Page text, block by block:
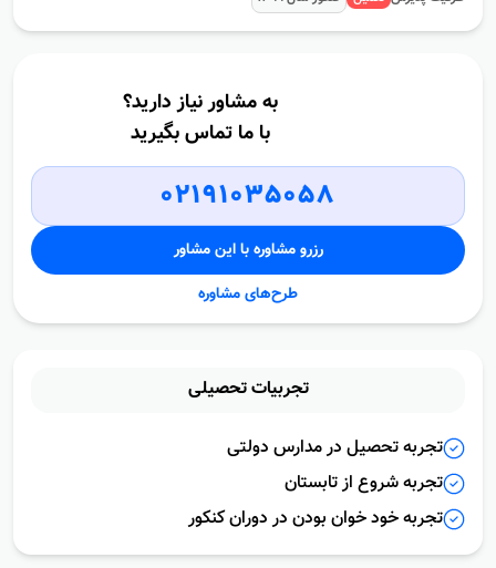
به مشاور نیاز دارید؟
با ما تماس بگیرید
02191035058
رزرو مشاوره با این مشاور
طرح‌های مشاوره
تجربه تحصیل در مدارس دولتی
تجربه شروع از تابستان